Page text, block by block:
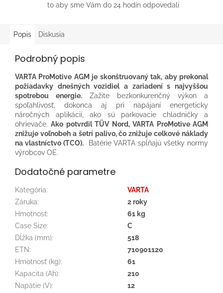
to aby sme Vám do 24 hodín odpovedali
Popis Diskusia
Podrobný popis
VARTA ProMotive AGM je skonštruovaný tak, aby prekonal
požiadavky dnešných vozidiel a zariadení s najvyššou
spotrebou energie. Zažite bezkonkurenčný výkon a
spoľahlivosť, dokonca aj pri napájaní energeticky
náročných aplikácií, ako sú parkovacie chladničky a
ohrievače.Ako potvrdil TÜV Nord, VARTA ProMotive AGM
znižuje voľnobeh a šetrí palivo, čo znižuje celkové náklady
na vlastníctvo (TCO).​ Batérie VARTA spĺňajú všetky normy
výrobcov OE.​
Dodatočné parametre
Kategória:
VARTA
Záruka:
2 roky
Hmotnosť:
61 kg
Case Size:
C
Dĺžka (mm):
518
ETN:
710901120
Hmotnosť (kg):
61
Kapacita (Ah):
210
Napätie (V):
12